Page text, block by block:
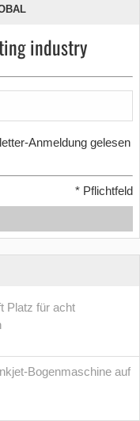
industry
Anmeldung gelesen
* Pflichtfeld
Platz für acht
Bogenmaschine auf